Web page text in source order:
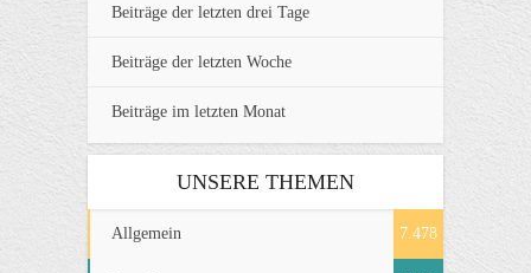
Beiträge der letzten drei Tage
Beiträge der letzten Woche
Beiträge im letzten Monat
UNSERE THEMEN
Allgemein 7.478